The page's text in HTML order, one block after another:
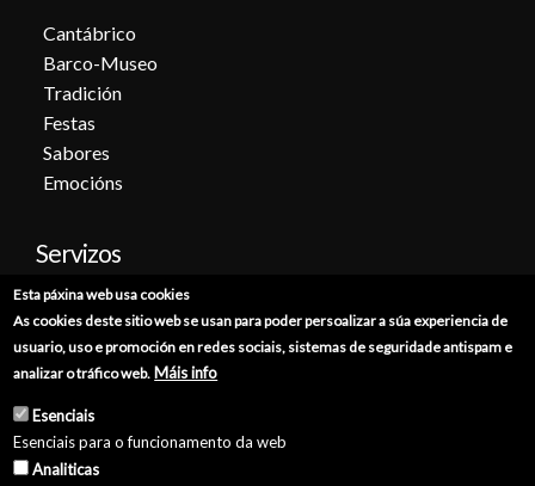
Cantábrico
Barco-Museo
Tradición
Festas
Sabores
Emocións
Servizos
Cita previa
Sede electrónica
Catálogo de trámites
Punto de información catastral
Punto Limpo
Esta páxina web usa cookies
As cookies deste sitio web se usan para poder persoalizar a súa experiencia de
usuario, uso e promoción en redes sociais, sistemas de seguridade antispam e
analizar o tráfico web. Máis info
Esenciais
Esenciais para o funcionamento da web
Analiticas